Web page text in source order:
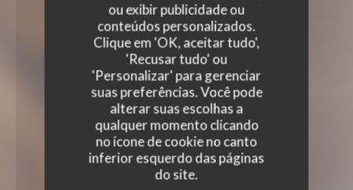
ou exibir publicidade ou
conteúdos personalizados.
Clique em 'OK, aceitar tudo',
'Recusar tudo' ou
'Personalizar' para gerenciar
suas preferências. Você pode
alterar suas escolhas a
qualquer momento clicando
no ícone de cookie no canto
inferior esquerdo das páginas
do site.